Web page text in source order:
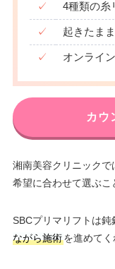
✓ 4種類の糸
✓ 起きたま
✓ オンライ
カウ
湘南美容クリニックで
希望に合わせて選ぶこ
SBCプリマリフトは鈍
ながら施術を進めてく